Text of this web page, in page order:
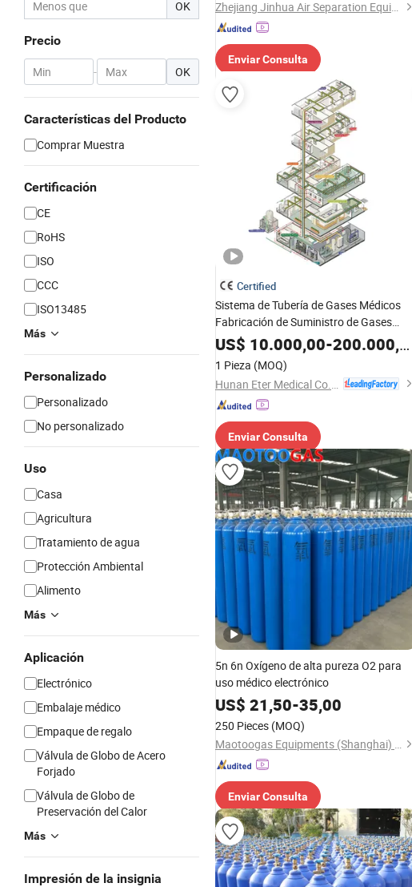
OK
Precio
- OK
Características del Producto
Comprar Muestra
Certificación
CE
RoHS
ISO
CCC
ISO13485
Más
Personalizado
Personalizado
No personalizado
Uso
Casa
Agricultura
Tratamiento de agua
Protección Ambiental
Alimento
Más
Aplicación
Electrónico
Embalaje médico
Empaque de regalo
Válvula de Globo de Acero
Forjado
Válvula de Globo de
Preservación del Calor
Más
Impresión de la insignia
Zhejiang Jinhua Air Separation Equipment Co., Ltd
Enviar Consulta
Certified
Sistema de Tubería de Gases Médicos
Fabricación de Suministro de Gases
Médicos para Oxígeno, Succión al Vacío
y Aire
US$ 10.000,00-200.000,00
1 Pieza (MOQ)
Enviar Consulta
5n 6n Oxígeno de alta pureza O2 para
uso médico electrónico
US$ 21,50-35,00
250 Pieces (MOQ)
Maotoogas Equipments (Shanghai) Co., Ltd.
Enviar Consulta